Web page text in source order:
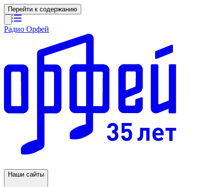
Перейти к содержанию
Радио Орфей
Наши сайты